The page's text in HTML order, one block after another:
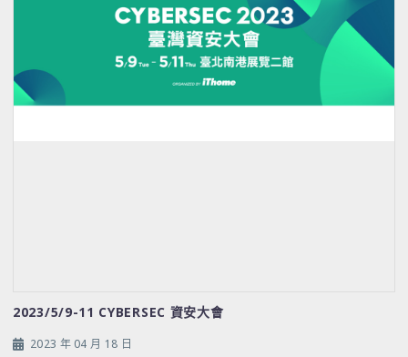
2023/5/9-11 CYBERSEC 資安大會
2023 年 04 月 18 日